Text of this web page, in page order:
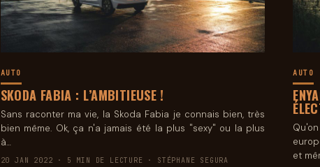
AUTO
SKODA FABIA : L’AMBITIEUSE !
Sans raconter ma vie, la Skoda Fabia je connais bien, très
bien même. Ok, ça n'a jamais été la plus "sexy" ou la plus
à…
20 JAN 2022 · 5 MIN DE LECTURE · STÉPHANE SEGURA
AUTO
et